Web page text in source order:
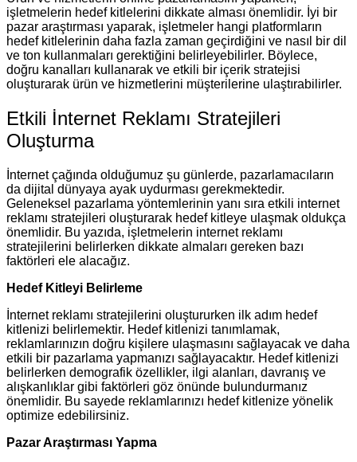
işletmelerin hedef kitlelerini dikkate alması önemlidir. İyi bir
pazar araştırması yaparak, işletmeler hangi platformların
hedef kitlelerinin daha fazla zaman geçirdiğini ve nasıl bir dil
ve ton kullanmaları gerektiğini belirleyebilirler. Böylece,
doğru kanalları kullanarak ve etkili bir içerik stratejisi
oluşturarak ürün ve hizmetlerini müşterilerine ulaştırabilirler.
Etkili İnternet Reklamı Stratejileri
Oluşturma
İnternet çağında olduğumuz şu günlerde, pazarlamacıların
da dijital dünyaya ayak uydurması gerekmektedir.
Geleneksel pazarlama yöntemlerinin yanı sıra etkili internet
reklamı stratejileri oluşturarak hedef kitleye ulaşmak oldukça
önemlidir. Bu yazıda, işletmelerin internet reklamı
stratejilerini belirlerken dikkate almaları gereken bazı
faktörleri ele alacağız.
Hedef Kitleyi Belirleme
İnternet reklamı stratejilerini oluştururken ilk adım hedef
kitlenizi belirlemektir. Hedef kitlenizi tanımlamak,
reklamlarınızın doğru kişilere ulaşmasını sağlayacak ve daha
etkili bir pazarlama yapmanızı sağlayacaktır. Hedef kitlenizi
belirlerken demografik özellikler, ilgi alanları, davranış ve
alışkanlıklar gibi faktörleri göz önünde bulundurmanız
önemlidir. Bu sayede reklamlarınızı hedef kitlenize yönelik
optimize edebilirsiniz.
Pazar Araştırması Yapma